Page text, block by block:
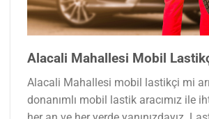
Alacali Mahallesi Mobil
Alacali Mahallesi mobil lastikçi mi
donanımlı mobil lastik aracımız ile